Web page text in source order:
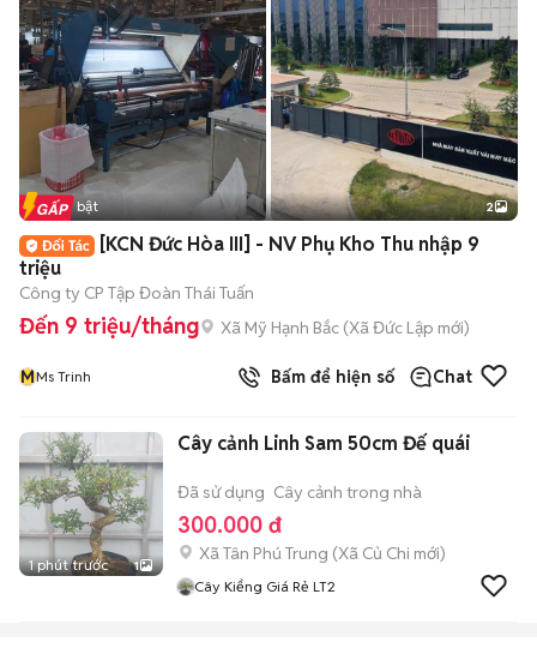
Tin nổi bật 2
[KCN Đức Hòa III] - NV Phụ Kho Thu nhập 9
triệu
Công ty CP Tập Đoàn Thái Tuấn
Đến 9 triệu/tháng Xã Mỹ Hạnh Bắc (Xã Đức Lập mới)
MMs Trinh Bấm để hiện số Chat
1 phút trước 1
Cây cảnh Linh Sam 50cm Đế quái
Đã sử dụng Cây cảnh trong nhà
300.000 đ
Xã Tân Phú Trung (Xã Củ Chi mới)
Cây Kiểng Giá Rẻ LT2